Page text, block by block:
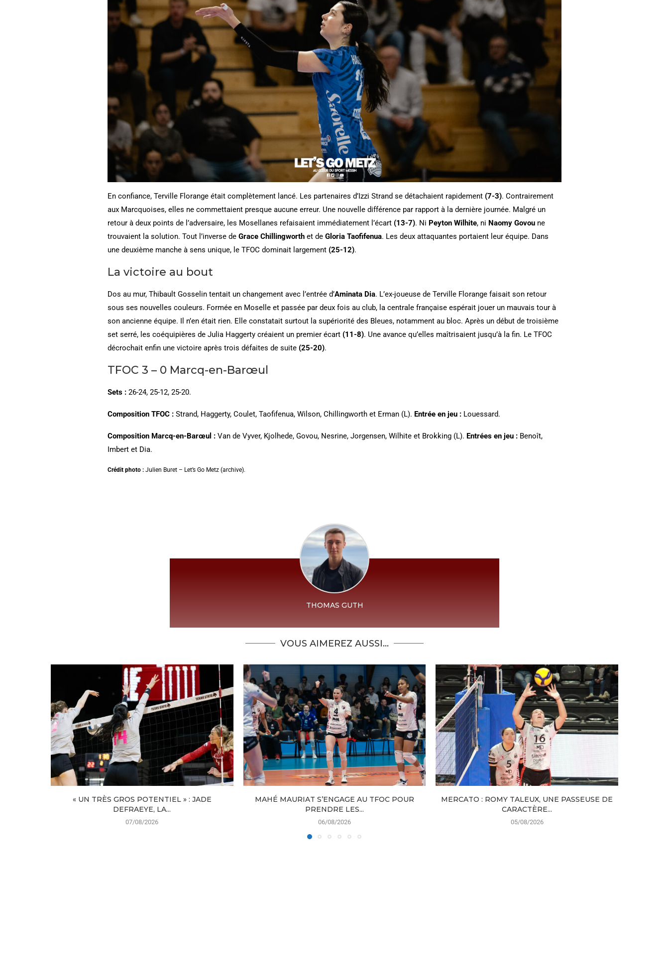
En confiance, Terville Florange était complètement lancé. Les partenaires d’Izzi Strand se détachaient rapidement (7-3). Contrairement
aux Marcquoises, elles ne commettaient presque aucune erreur. Une nouvelle différence par rapport à la dernière journée. Malgré un
retour à deux points de l’adversaire, les Mosellanes refaisaient immédiatement l’écart (13-7). Ni Peyton Wilhite, ni Naomy Govou ne
trouvaient la solution. Tout l’inverse de Grace Chillingworth et de Gloria Taofifenua. Les deux attaquantes portaient leur équipe. Dans
une deuxième manche à sens unique, le TFOC dominait largement (25-12).
La victoire au bout
Dos au mur, Thibault Gosselin tentait un changement avec l’entrée d’Aminata Dia. L’ex-joueuse de Terville Florange faisait son retour
sous ses nouvelles couleurs. Formée en Moselle et passée par deux fois au club, la centrale française espérait jouer un mauvais tour à
son ancienne équipe. Il n’en était rien. Elle constatait surtout la supériorité des Bleues, notamment au bloc. Après un début de troisième
set serré, les coéquipières de Julia Haggerty créaient un premier écart (11-8). Une avance qu’elles maîtrisaient jusqu’à la fin. Le TFOC
décrochait enfin une victoire après trois défaites de suite (25-20).
TFOC 3 – 0 Marcq-en-Barœul
Sets : 26-24, 25-12, 25-20.
Composition TFOC : Strand, Haggerty, Coulet, Taofifenua, Wilson, Chillingworth et Erman (L). Entrée en jeu : Louessard.
Composition Marcq-en-Barœul : Van de Vyver, Kjolhede, Govou, Nesrine, Jorgensen, Wilhite et Brokking (L). Entrées en jeu : Benoît,
Imbert et Dia.
Crédit photo : Julien Buret – Let’s Go Metz (archive).
THOMAS GUTH
VOUS AIMEREZ AUSSI...
« UN TRÈS GROS POTENTIEL » : JADE
DEFRAEYE, LA...
07/08/2026
MAHÉ MAURIAT S’ENGAGE AU TFOC POUR
PRENDRE LES...
06/08/2026
MERCATO : ROMY TALEUX, UNE PASSEUSE DE
CARACTÈRE...
05/08/2026